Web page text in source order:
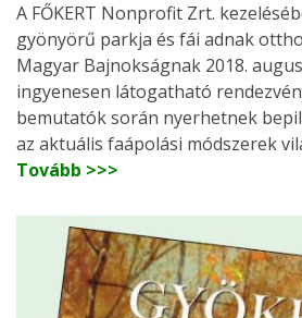
A FŐKERT Nonprofit Zrt.
gyönyörű parkja és fái adnak
Magyar Bajnokságnak 2018.
ingyenesen látogatható
bemutatók során nyerhetnek
az aktuális faápolási módszerek
Tovább >>>